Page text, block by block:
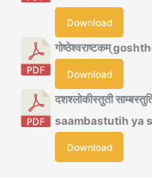
Download
गोष्ठेश्वराष्टकम्
Download
दशश्लोकीस्तुती
saambastutih ya
Download